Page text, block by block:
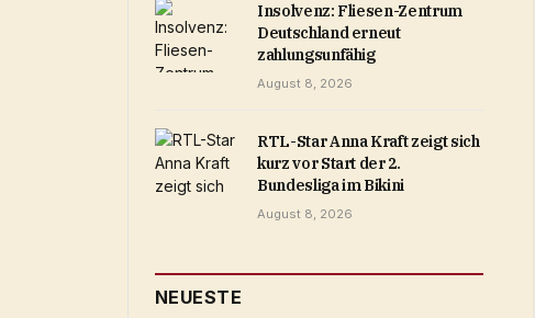
Insolvenz: Fliesen-Zentrum
Deutschland erneut
zahlungsunfähig
August 8, 2026
RTL-Star Anna Kraft zeigt sich
kurz vor Start der 2.
Bundesliga im Bikini
August 8, 2026
NEUESTE